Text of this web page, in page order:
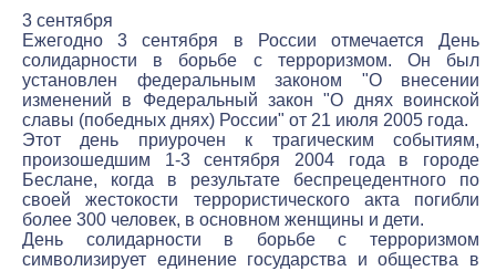
3 сентября
Ежегодно 3 сентября в России отмечается День
солидарности в борьбе с терроризмом. Он был
установлен федеральным законом "О внесении
изменений в Федеральный закон "О днях воинской
славы (победных днях) России" от 21 июля 2005 года.
Этот день приурочен к трагическим событиям,
произошедшим 1-3 сентября 2004 года в городе
Беслане, когда в результате беспрецедентного по
своей жестокости террористического акта погибли
более 300 человек, в основном женщины и дети.
День солидарности в борьбе с терроризмом
символизирует единение государства и общества в